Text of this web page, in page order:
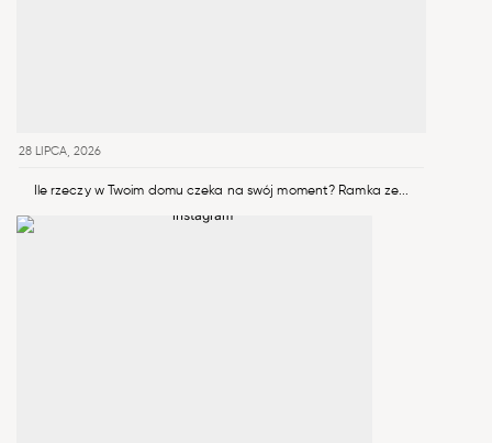
28 LIPCA, 2026
Ile rzeczy w Twoim domu czeka na swój moment? Ramka ze...